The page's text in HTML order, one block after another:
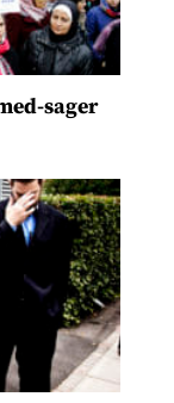
sager